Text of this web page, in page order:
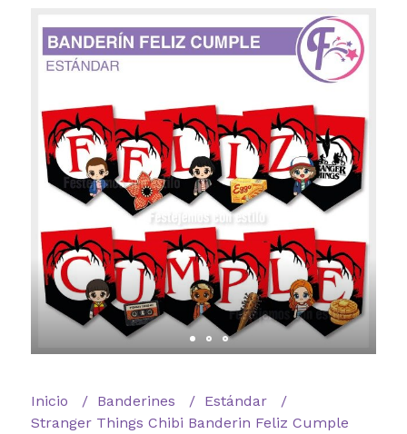
Inicio Banderines
Estándar
Stranger Things Chibi Banderin Feliz Cumple